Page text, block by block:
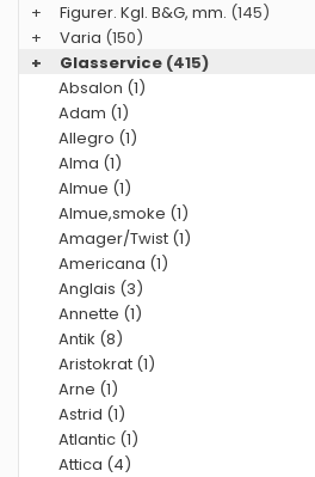
+
Figurer. Kgl. B&G, mm. (145)
+
Varia (150)
+
Glasservice (415)
Absalon (1)
Adam (1)
Allegro (1)
Alma (1)
Almue (1)
Almue,smoke (1)
Amager/Twist (1)
Americana (1)
Anglais (3)
Annette (1)
Antik (8)
Aristokrat (1)
Arne (1)
Astrid (1)
Atlantic (1)
Attica (4)